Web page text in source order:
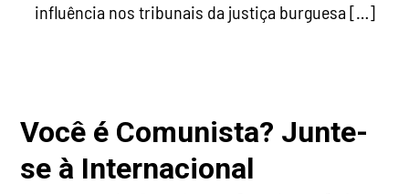
influência nos tribunais da justiça burguesa […]